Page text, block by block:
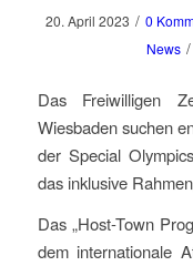
20. April 2023 / 0
News /
Das Freiwilligen
Wiesbaden suchen
der Special
das inklusive
Das „Host-Town
dem internationale